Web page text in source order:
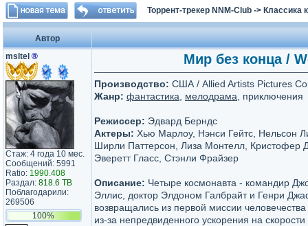
Торрент-трекер NNM-Club -> Классика
Автор
msltel ®
Стаж: 4 года 10 мес.
Сообщений: 5991
Ratio: 1990.408
Раздал: 818.6 TB
Поблагодарили:
269506
100%
Мир без конца /
Производство: США / Allied Artists Pictures
Жанр: фантастика мелодрама , приключения
Режиссер: Эдвард Берндс
Актеры: Хью Марлоу, Нэнси Гейтс, Нельсон
Ширли Паттерсон, Лиза Монтелл, Кристофер
Эверетт Гласс, Стэнли Фрайзер
Описание: Четыре космонавта - командир
Эллис, доктор Элдоном Галбрайт и Генри
возвращались из первой миссии
из-за непредвиденного ускорения на